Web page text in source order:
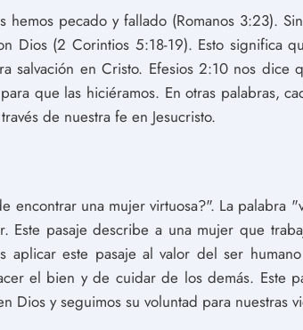
pecado y fallado (Romanos 3:23).
Dios (2 Corintios 5:18-19). Esto significa
salvación en Cristo. Efesios 2:10 nos dice
que las hiciéramos. En otras palabras,
de nuestra fe en Jesucristo.
encontrar una mujer virtuosa?". La palabra
pasaje describe a una mujer que
este pasaje al valor del ser
el bien y de cuidar de los demás. Este
Dios y seguimos su voluntad para nuestras